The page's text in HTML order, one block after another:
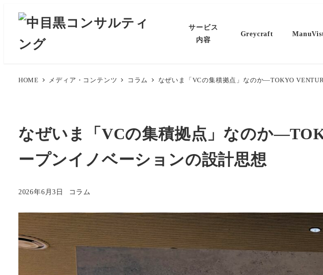
サービス
内容
Greycraft
HOME メディア・コンテンツ コラム なぜいま「VCの集積拠点」なのか—TOKYO
なぜいま「VCの集積拠点」なのか
ープンイノベーションの設計思想
投稿日
2026年6月3日 カテゴリー
コラム